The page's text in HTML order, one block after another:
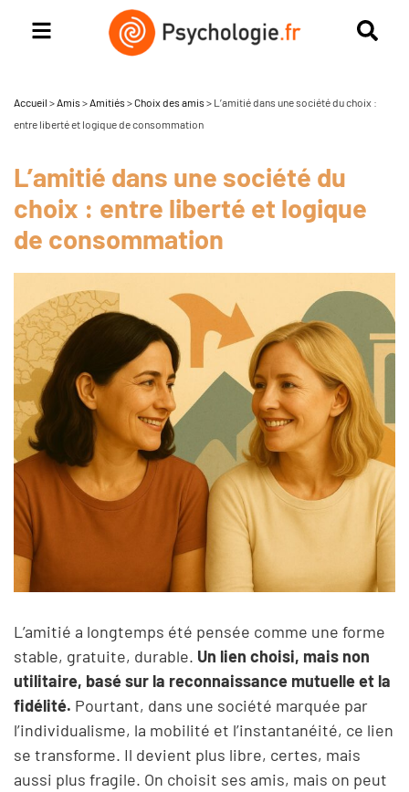
Accueil > Amis > Amitiés >Choix des amis > L’amitié dans une société du choix :
entre liberté et logique de consommation
L’amitié dans une société du
choix : entre liberté et logique
de consommation
L’amitié a longtemps été pensée comme une forme
stable, gratuite, durable. Un lien choisi, mais non
utilitaire, basé sur la reconnaissance mutuelle et la
fidélité. Pourtant, dans une société marquée par
l’individualisme, la mobilité et l’instantanéité, ce lien
se transforme. Il devient plus libre, certes, mais
aussi plus fragile. On choisit ses amis, mais on peut